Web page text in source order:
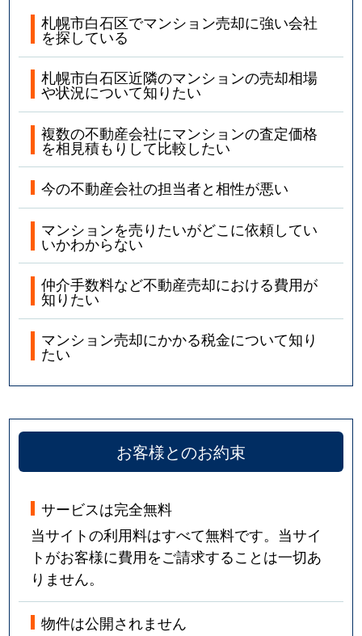
札幌市白石区でマンション売却に強い会社
を探している
札幌市白石区近隣のマンションの売却相場
や状況について知りたい
複数の不動産会社にマンションの査定価格
を相見積もりして比較したい
今の不動産会社の担当者と相性が悪い
マンションを売りたいがどこに依頼してい
いかわからない
仲介手数料など不動産売却における費用が
知りたい
マンション売却にかかる税金について知り
たい
お客様とのお約束
サービスは完全無料
当サイトの利用料はすべて無料です。当サイ
トがお客様に費用をご請求することは一切あ
りません。
物件は公開されません